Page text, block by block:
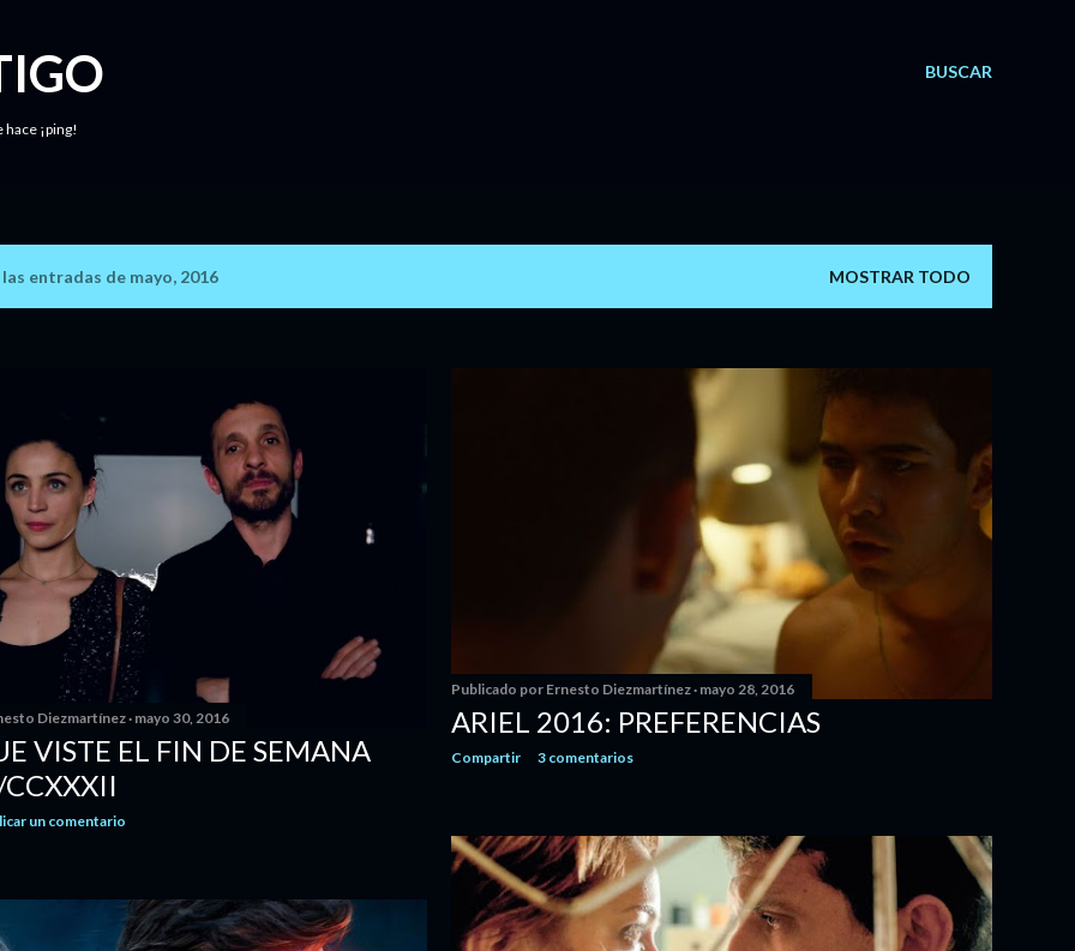
BUSCAR
hace ¡ping!
entradas de mayo, 2016 MOSTRAR TODO
Diezmartínez mayo 30, 2016
VISTE EL FIN DE SEMANA
un comentario
Publicado por Ernesto Diezmartínez mayo 28, 2016
ARIEL 2016: PREFERENCIAS
Compartir 3 comentarios